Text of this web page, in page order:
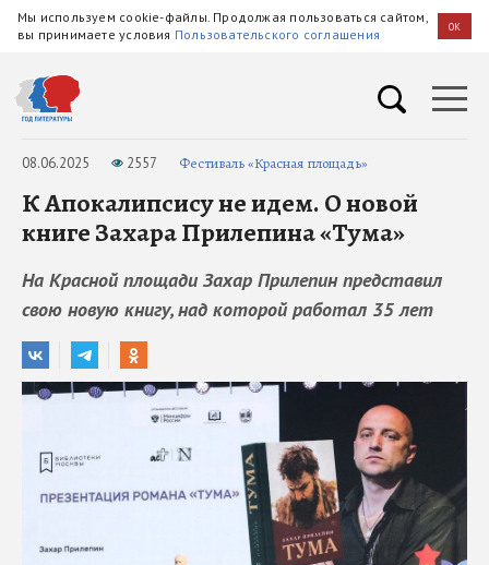
Мы используем cookie-файлы. Продолжая пользоваться сайтом,
вы принимаете условия Пользовательского соглашения OK
08.06.2025 2557 Фестиваль «Красная площадь»
К Апокалипсису не идем. О новой
книге Захара Прилепина «Тума»
На Красной площади Захар Прилепин представил
свою новую книгу, над которой работал 35 лет